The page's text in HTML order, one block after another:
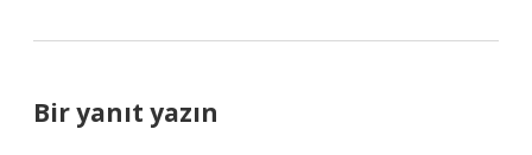
Bir yanıt yazın